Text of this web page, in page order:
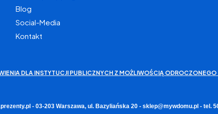
Blog
Social-Media
Kontakt
DLA INSTYTUCJI PUBLICZNYCH Z MOŻLIWOŚCIĄ ODROCZONEGO
- 03-203 Warszawa, ul. Bazyliańska 20 - sklep@mywdomu.pl - tel.